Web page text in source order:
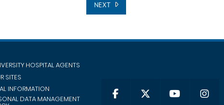
NEXT
HOSPITAL AGENTS
SITES
INFORMATION
DATA MANAGEMENT